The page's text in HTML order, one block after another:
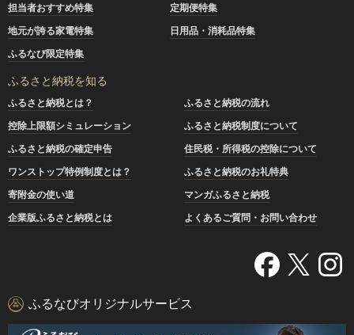
担当者おすすめ特集
定期便特集
地元が誇る家電特集
日用品・消耗品特集
ふるなび限定特集
ふるさと納税を知る
ふるさと納税とは？
ふるさと納税の流れ
控除上限額シミュレーション
ふるさと納税制度について
ふるさと納税の確定申告
住民税・所得税の控除について
ワンストップ特例制度とは？
ふるさと納税のお礼特典
寄附金の使い道
マンガふるさと納税
企業版ふるさと納税とは
よくあるご質問・お問い合わせ
ふるなびオリジナルサービス